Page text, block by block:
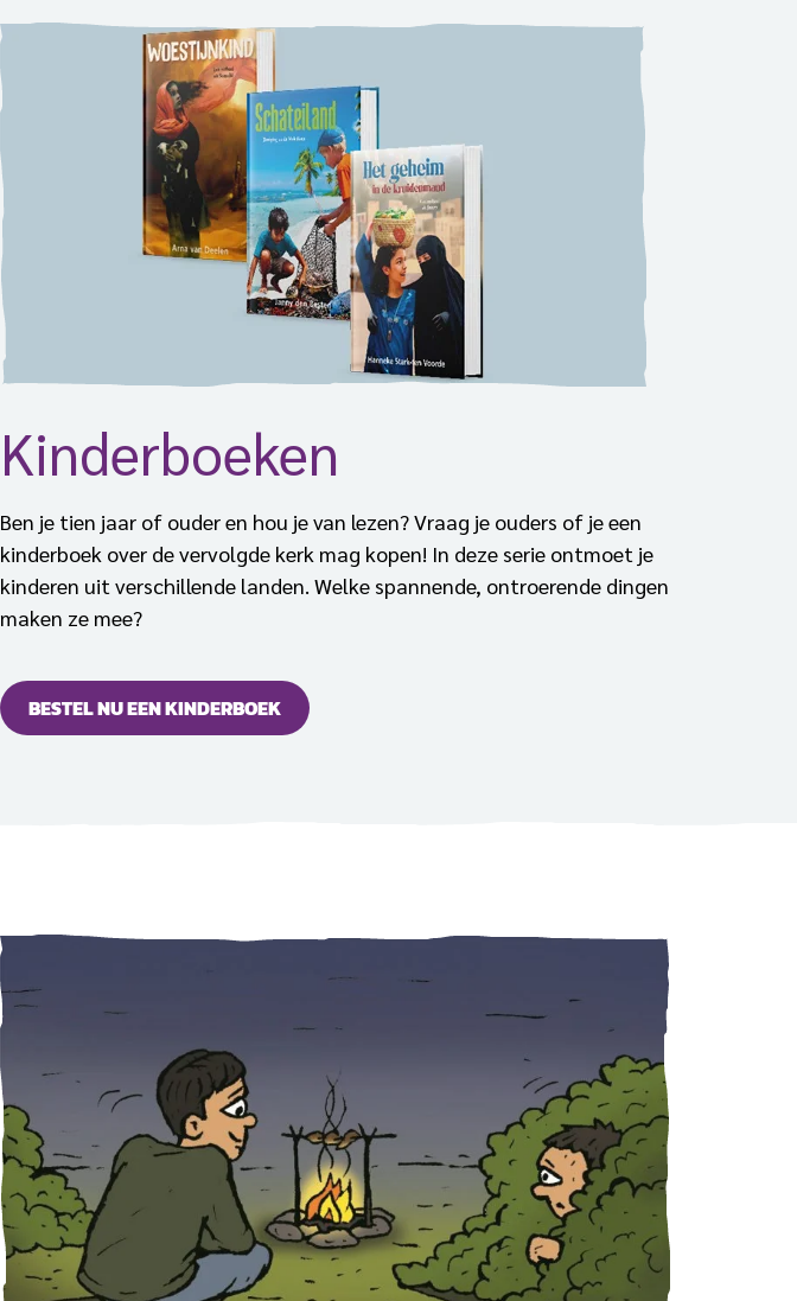
Kinderboeken
Ben je tien jaar of ouder en hou je van lezen? Vraag je ouders of je een
kinderboek over de vervolgde kerk mag kopen! In deze serie ontmoet je
kinderen uit verschillende landen. Welke spannende, ontroerende dingen
maken ze mee?
BESTEL NU EEN KINDERBOEK